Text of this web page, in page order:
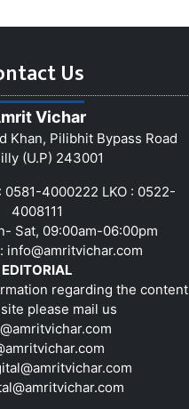
Us
Vichar
Khan, Pilibhit Bypass Road
(U.P) 243001
0581-4000222 LKO : 0522-
4008111
Sat, 09:00am-06:00pm
info@amritvichar.com
EDITORIAL
regarding the content
please mail us